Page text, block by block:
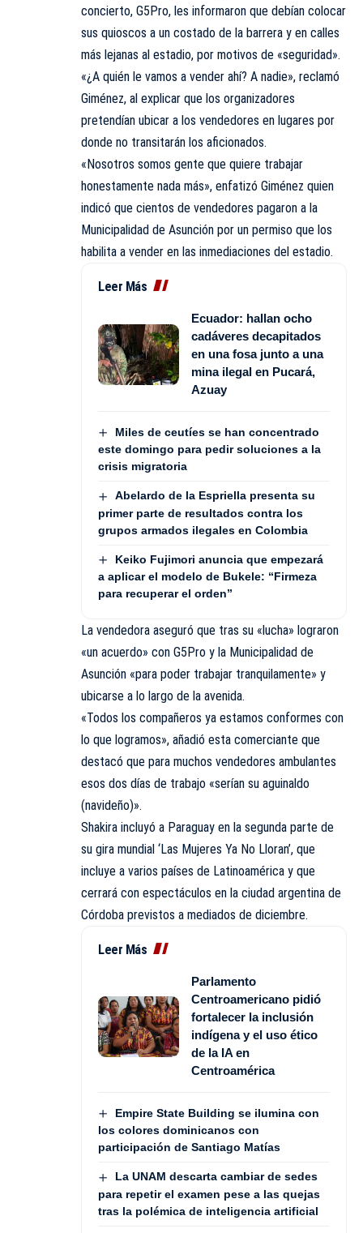
concierto, G5Pro, les informaron que debían colocar
sus quioscos a un costado de la barrera y en calles
más lejanas al estadio, por motivos de «seguridad».
«¿A quién le vamos a vender ahí? A nadie», reclamó
Giménez, al explicar que los organizadores
pretendían ubicar a los vendedores en lugares por
donde no transitarán los aficionados.
«Nosotros somos gente que quiere trabajar
honestamente nada más», enfatizó Giménez quien
indicó que cientos de vendedores pagaron a la
Municipalidad de Asunción por un permiso que los
habilita a vender en las inmediaciones del estadio.
Leer Más
Ecuador: hallan ocho
cadáveres decapitados
en una fosa junto a una
mina ilegal en Pucará,
Azuay
Miles de ceutíes se han concentrado
este domingo para pedir soluciones a la
crisis migratoria
Abelardo de la Espriella presenta su
primer parte de resultados contra los
grupos armados ilegales en Colombia
Keiko Fujimori anuncia que empezará
a aplicar el modelo de Bukele: “Firmeza
para recuperar el orden”
La vendedora aseguró que tras su «lucha» lograron
«un acuerdo» con G5Pro y la Municipalidad de
Asunción «para poder trabajar tranquilamente» y
ubicarse a lo largo de la avenida.
«Todos los compañeros ya estamos conformes con
lo que logramos», añadió esta comerciante que
destacó que para muchos vendedores ambulantes
esos dos días de trabajo «serían su aguinaldo
(navideño)».
Shakira incluyó a Paraguay en la segunda parte de
su gira mundial ‘Las Mujeres Ya No Lloran’, que
incluye a varios países de Latinoamérica y que
cerrará con espectáculos en la ciudad argentina de
Córdoba previstos a mediados de diciembre.
Leer Más
Parlamento
Centroamericano pidió
fortalecer la inclusión
indígena y el uso ético
de la IA en
Centroamérica
Empire State Building se ilumina con
los colores dominicanos con
participación de Santiago Matías
La UNAM descarta cambiar de sedes
para repetir el examen pese a las quejas
tras la polémica de inteligencia artificial